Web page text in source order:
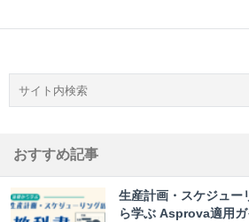
おすすめ記事
生産計画・スケジュー
ら学ぶ Asprova適用ガ